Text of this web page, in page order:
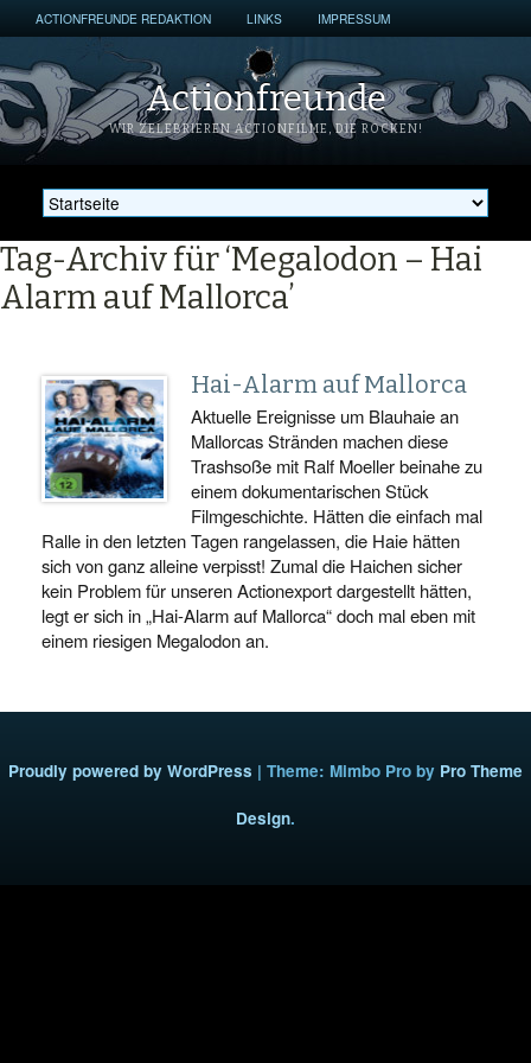
ACTIONFREUNDE REDAKTION LINKS IMPRESSUM
Actionfreunde
WIR ZELEBRIEREN ACTIONFILME, DIE ROCKEN!
Tag-Archiv für ‘Megalodon – Hai
Alarm auf Mallorca’
Hai-Alarm auf Mallorca
Aktuelle Ereignisse um Blauhaie an
Mallorcas Stränden machen diese
Trashsoße mit Ralf Moeller beinahe zu
einem dokumentarischen Stück
Filmgeschichte. Hätten die einfach mal
Ralle in den letzten Tagen rangelassen, die Haie hätten
sich von ganz alleine verpisst! Zumal die Haichen sicher
kein Problem für unseren Actionexport dargestellt hätten,
legt er sich in „Hai-Alarm auf Mallorca“ doch mal eben mit
einem riesigen Megalodon an.
Proudly powered by WordPress | Theme: Mimbo Pro by Pro Theme
Design.